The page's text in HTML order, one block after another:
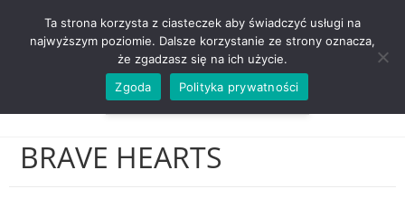
ZADZWOŃ TEL. 600 352 938
BRAVE HEARTS
Ta strona korzysta z ciasteczek aby świadczyć usługi na
najwyższym poziomie. Dalsze korzystanie ze strony oznacza,
że zgadzasz się na ich użycie.
Zgoda
Polityka prywatności